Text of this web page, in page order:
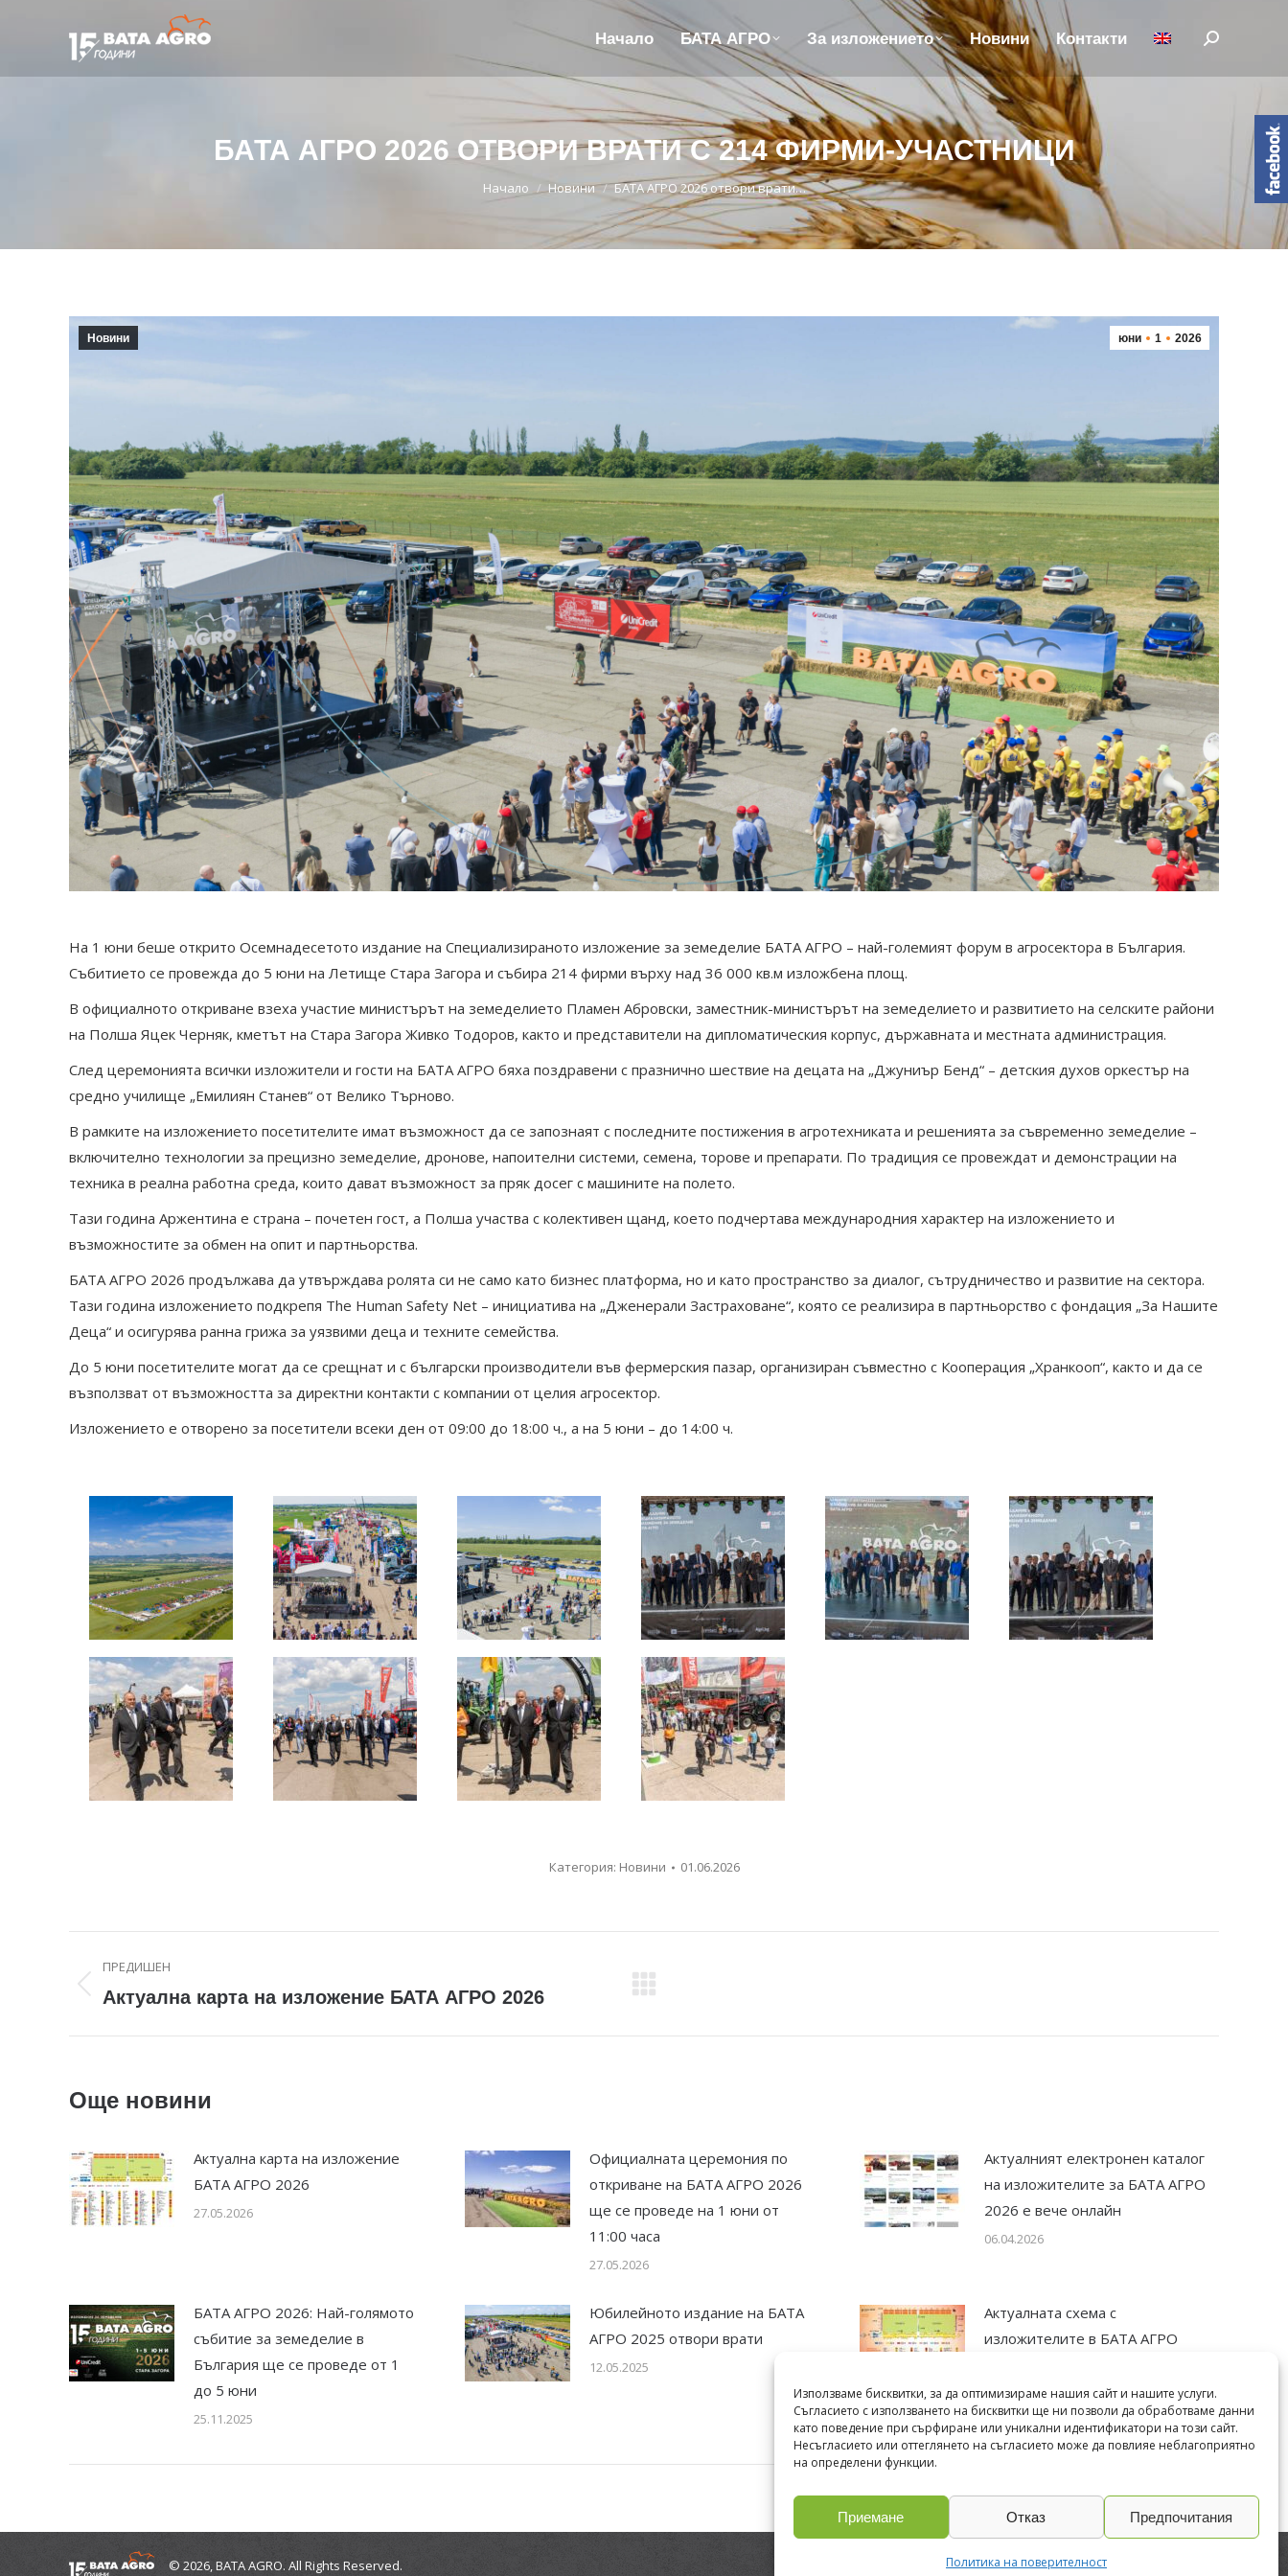
Използваме бисквитки, за да оптимизираме нашия сайт и нашите услуги.
Съгласието с използването на бисквитки ще ни позволи да обработваме данни
като поведение при сърфиране или уникални идентификатори на този сайт.
Несъгласието или оттеглянето на съгласието може да повлияе неблагоприятно
на определени функции.
Приемане Отказ Предпочитания
Политика на поверителност
Начало БАТА АГРО За изложението Новини Контакти Search:
БАТА АГРО 2026 ОТВОРИ ВРАТИ С 214 ФИРМИ-УЧАСТНИЦИ
You are here:
Начало Новини БАТА АГРО 2026 отвори врати…
юни 1 2026
Новини
На 1 юни беше открито Осемнадесетото издание на Специализираното изложение за земеделие БАТА АГРО – най-големият форум в агросектора в България.
Събитието се провежда до 5 юни на Летище Стара Загора и събира 214 фирми върху над 36 000 кв.м изложбена площ.
В официалното откриване взеха участие министърът на земеделието Пламен Абровски, заместник-министърът на земеделието и развитието на селските райони
на Полша Яцек Черняк, кметът на Стара Загора Живко Тодоров, както и представители на дипломатическия корпус, държавната и местната администрация.
След церемонията всички изложители и гости на БАТА АГРО бяха поздравени с празнично шествие на децата на „Джуниър Бенд“ – детския духов оркестър на
средно училище „Емилиян Станев“ от Велико Търново.
В рамките на изложението посетителите имат възможност да се запознаят с последните постижения в агротехниката и решенията за съвременно земеделие –
включително технологии за прецизно земеделие, дронове, напоителни системи, семена, торове и препарати. По традиция се провеждат и демонстрации на
техника в реална работна среда, които дават възможност за пряк досег с машините на полето.
Тази година Аржентина е страна – почетен гост, а Полша участва с колективен щанд, което подчертава международния характер на изложението и
възможностите за обмен на опит и партньорства.
БАТА АГРО 2026 продължава да утвърждава ролята си не само като бизнес платформа, но и като пространство за диалог, сътрудничество и развитие на сектора.
Тази година изложението подкрепя The Human Safety Net – инициатива на „Дженерали Застраховане“, която се реализира в партньорство с фондация „За Нашите
Деца“ и осигурява ранна грижа за уязвими деца и техните семейства.
До 5 юни посетителите могат да се срещнат и с български производители във фермерския пазар, организиран съвместно с Кооперация „Хранкооп“, както и да се
възползват от възможността за директни контакти с компании от целия агросектор.
Изложението е отворено за посетители всеки ден от 09:00 до 18:00 ч., а на 5 юни – до 14:00 ч.
Категория: Новини 01.06.2026
navigation
ПРЕДИШЕН
Previous
Актуална карта на изложение БАТА АГРО 2026
Още новини
Актуална карта на изложение
БАТА АГРО 2026
27.05.2026
Официалната церемония по
откриване на БАТА АГРО 2026
ще се проведе на 1 юни от
11:00 часа
27.05.2026
Актуалният електронен каталог
на изложителите за БАТА АГРО
2026 е вече онлайн
06.04.2026
БАТА АГРО 2026: Най-голямото
събитие за земеделие в
България ще се проведе от 1
до 5 юни
25.11.2025
Юбилейното издание на БАТА
АГРО 2025 отвори врати
12.05.2025
Актуалната схема с
изложителите в БАТА АГРО
07.05.2025
© 2026, BATA AGRO. All Rights Reserved. developed by